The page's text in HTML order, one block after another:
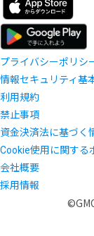
プライバシーポリシ
情報セキュリティ基
利用規約
禁止事項
資金決済法に基づく
Cookie使用に関する
会社概要
採用情報